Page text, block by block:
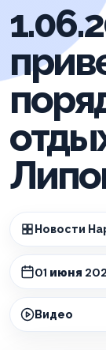
Новости
01 июня
Видео